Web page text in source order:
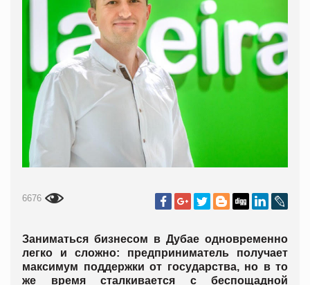
6676
Заниматься бизнесом в Дубае одновременно
легко и сложно: предприниматель получает
максимум поддержки от государства, но в то
же время сталкивается с беспощадной